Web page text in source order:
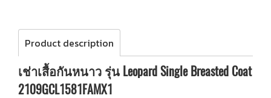
Product description
เช่าเสื้อกันหนาว รุ่น Leopard Single Breasted Coat
2109GCL1581FAMX1